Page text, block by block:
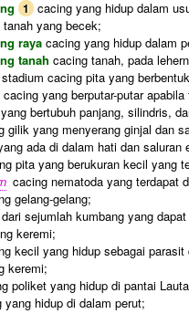
1 cacing yang hidup dalam
yang becek;
raya cacing yang hidup dalam
tanah cacing tanah, pada
stadium cacing pita yang
cacing yang berputar-putar
bertubuh panjang, silindris,
gilik yang menyerang ginjal dan
ada di dalam hati dan saluran
pita yang berukuran kecil yang
cacing nematoda yang terdapat
gelang-gelang;
sejumlah kumbang yang
keremi;
kecil yang hidup sebagai
keremi;
poliket yang hidup di pantai
yang hidup di dalam perut;